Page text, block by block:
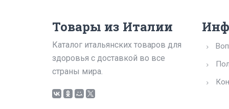
Товары из Италии
Каталог итальянских товаров для
здоровья с доставкой во все
страны мира.